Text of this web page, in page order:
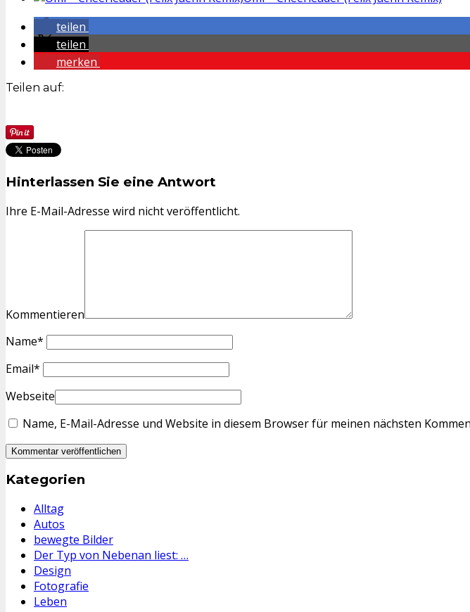
teilen
teilen
merken
Teilen auf:
Hinterlassen Sie eine Antwort
Ihre E-Mail-Adresse wird nicht veröffentlicht.
Kommentieren
Name*
Email*
Webseite
Name, E-Mail-Adresse und Website in diesem Browser für meinen nächsten
Kategorien
Alltag
Autos
bewegte Bilder
Der Typ von Nebenan liest: …
Design
Fotografie
Leben